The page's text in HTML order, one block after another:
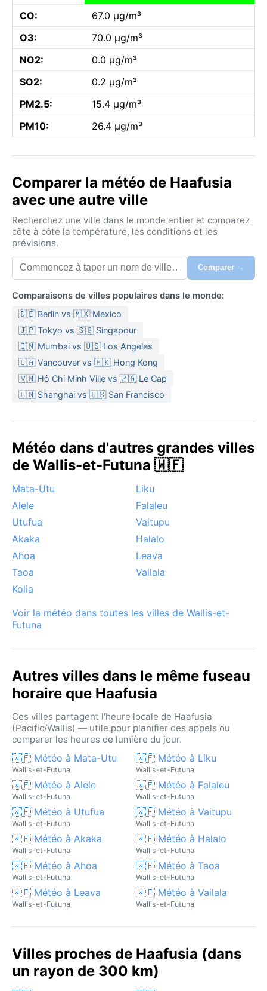
CO:
67.0 µg/m³
O3:
70.0 µg/m³
NO2:
0.0 µg/m³
SO2:
0.2 µg/m³
PM2.5:
15.4 µg/m³
PM10:
26.4 µg/m³
Comparer la météo de Haafusia
avec une autre ville
Recherchez une ville dans le monde entier et comparez
côte à côte la température, les conditions et les
prévisions.
Comparer →
Comparaisons de villes populaires dans le monde:
🇩🇪 Berlin vs 🇲🇽 Mexico
🇯🇵 Tokyo vs 🇸🇬 Singapour
🇮🇳 Mumbai vs 🇺🇸 Los Angeles
🇨🇦 Vancouver vs 🇭🇰 Hong Kong
🇻🇳 Hô Chi Minh Ville vs 🇿🇦 Le Cap
🇨🇳 Shanghai vs 🇺🇸 San Francisco
Météo dans d'autres grandes villes
de Wallis-et-Futuna 🇼🇫
Mata-Utu
Liku
Alele
Falaleu
Utufua
Vaitupu
Akaka
Halalo
Ahoa
Leava
Taoa
Vailala
Kolia
Voir la météo dans toutes les villes de Wallis-et-
Futuna
Autres villes dans le même fuseau
horaire que Haafusia
Ces villes partagent l'heure locale de Haafusia
(Pacific/Wallis) — utile pour planifier des appels ou
comparer les heures de lumière du jour.
🇼🇫 Météo à Mata-Utu
Wallis-et-Futuna
🇼🇫 Météo à Liku
Wallis-et-Futuna
🇼🇫 Météo à Alele
Wallis-et-Futuna
🇼🇫 Météo à Falaleu
Wallis-et-Futuna
🇼🇫 Météo à Utufua
Wallis-et-Futuna
🇼🇫 Météo à Vaitupu
Wallis-et-Futuna
🇼🇫 Météo à Akaka
Wallis-et-Futuna
🇼🇫 Météo à Halalo
Wallis-et-Futuna
🇼🇫 Météo à Ahoa
Wallis-et-Futuna
🇼🇫 Météo à Taoa
Wallis-et-Futuna
🇼🇫 Météo à Leava
Wallis-et-Futuna
🇼🇫 Météo à Vailala
Wallis-et-Futuna
Villes proches de Haafusia (dans
un rayon de 300 km)